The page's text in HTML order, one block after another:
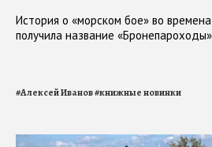
История о «морском бое» во
получила название «Бронепароходы»
#Алексей Иванов#книжные новинки